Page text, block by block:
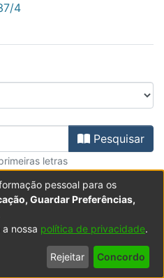
4
por autorPesquisar
letras
pessoal para os
Guardar Preferências,
nossa política de privacidade.
Rejeitar Concordo